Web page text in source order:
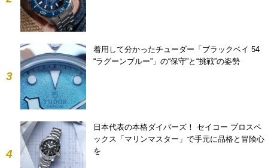
3
着用して分かったチューダー「ブラックベイ 54
“ラグーンブルー”」の“保守”と“挑戦”の姿勢
4
日本代表の本格ダイバーズ！ セイコー プロスペ
ックス「マリンマスター」で手元に品格と冒険心
を